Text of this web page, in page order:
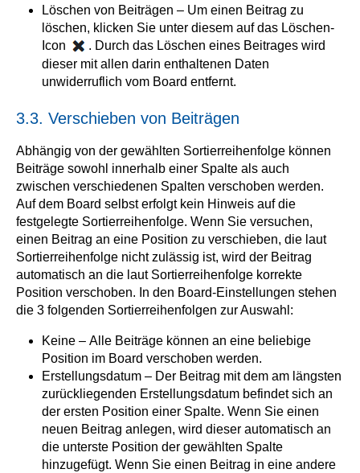
Löschen von Beiträgen – Um einen Beitrag zu
löschen, klicken Sie unter diesem auf das Löschen-
Icon
. Durch das Löschen eines Beitrages wird
dieser mit allen darin enthaltenen Daten
unwiderruflich vom Board entfernt.
3.3. Verschieben von Beiträgen
Abhängig von der gewählten Sortierreihenfolge können
Beiträge sowohl innerhalb einer Spalte als auch
zwischen verschiedenen Spalten verschoben werden.
Auf dem Board selbst erfolgt kein Hinweis auf die
festgelegte Sortierreihenfolge. Wenn Sie versuchen,
einen Beitrag an eine Position zu verschieben, die laut
Sortierreihenfolge nicht zulässig ist, wird der Beitrag
automatisch an die laut Sortierreihenfolge korrekte
Position verschoben. In den Board-Einstellungen stehen
die 3 folgenden Sortierreihenfolgen zur Auswahl:
Keine – Alle Beiträge können an eine beliebige
Position im Board verschoben werden.
Erstellungsdatum – Der Beitrag mit dem am längsten
zurückliegenden Erstellungsdatum befindet sich an
der ersten Position einer Spalte. Wenn Sie einen
neuen Beitrag anlegen, wird dieser automatisch an
die unterste Position der gewählten Spalte
hinzugefügt. Wenn Sie einen Beitrag in eine andere